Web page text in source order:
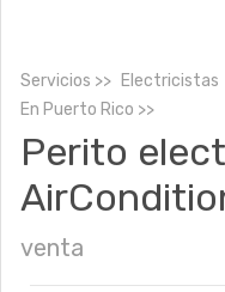
Servicios
Electricistas
En Puerto Rico
Perito
venta